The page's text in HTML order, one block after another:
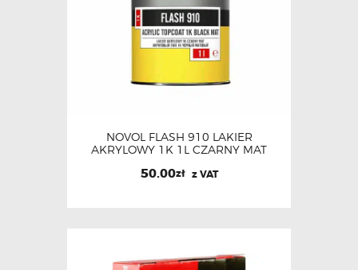
NOVOL FLASH 910 LAKIER
AKRYLOWY 1K 1L CZARNY MAT
50.00zł z VAT